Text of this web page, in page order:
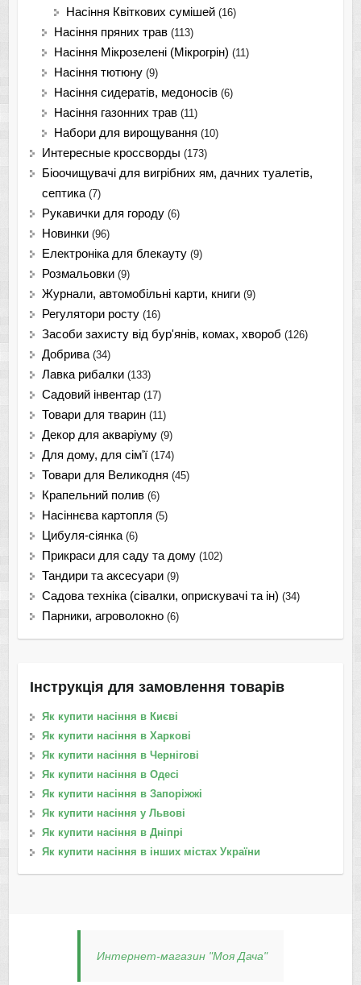
Насіння Квіткових сумішей (16)
Насіння пряних трав (113)
Насіння Мікрозелені (Мікрогрін) (11)
Насіння тютюну (9)
Насіння сидератів, медоносів (6)
Насіння газонних трав (11)
Набори для вирощування (10)
Интересные кроссворды (173)
Біоочищувачі для вигрібних ям, дачних туалетів,
септика (7)
Рукавички для городу (6)
Новинки (96)
Електроніка для блекауту (9)
Розмальовки (9)
Журнали, автомобільні карти, книги (9)
Регулятори росту (16)
Засоби захисту від бур'янів, комах, хвороб (126)
Добрива (34)
Лавка рибалки (133)
Садовий інвентар (17)
Товари для тварин (11)
Декор для акваріуму (9)
Для дому, для сім'ї (174)
Товари для Великодня (45)
Крапельний полив (6)
Насіннєва картопля (5)
Цибуля-сіянка (6)
Прикраси для саду та дому (102)
Тандири та аксесуари (9)
Садова техніка (сівалки, оприскувачі та ін) (34)
Парники, агроволокно (6)
Інструкція для замовлення товарів
Як купити насіння в Києві
Як купити насіння в Харкові
Як купити насіння в Чернігові
Як купити насіння в Одесі
Як купити насіння в Запоріжжі
Як купити насіння у Львові
Як купити насіння в Дніпрі
Як купити насіння в інших містах України
Интернет-магазин "Моя Дача"